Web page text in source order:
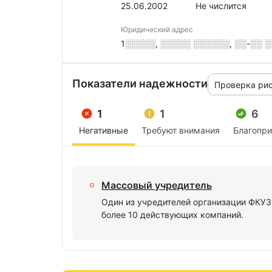
25.06.2002 Не числится
Юридический адрес
1░░░░░, ░░░░░ ░░░░░░, ░░-░░
Показатели надежности Проверка
1
Негативные
1
Требуют внимания
6
Массовый учредитель
Один из учредителей организации
более 10 действующих компаний.